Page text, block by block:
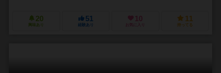
20
興味あり
51
経験あり
10
お気に入り
11
持ってる